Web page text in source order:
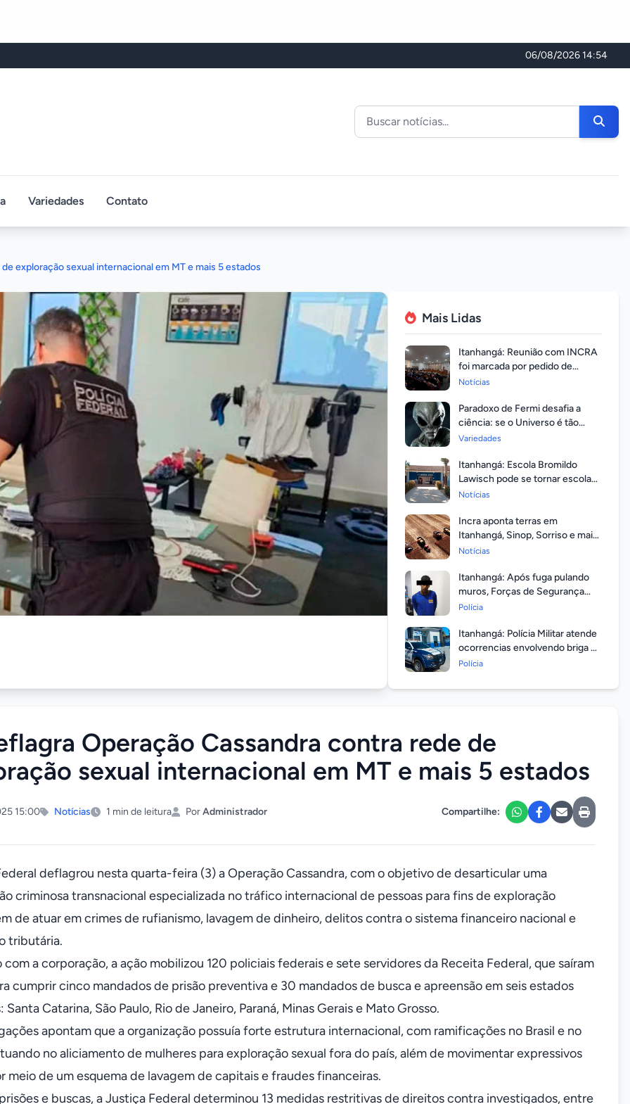
06/08/2026 14:54
Buscar noticias
Variedades Contato
exploração sexual internacional em MT e mais 5 estados
Mais Lidas
Itanhangá: Reunião com INCRA
foi marcada por pedido de
regularização pela população
Notícias
Paradoxo de Fermi desafia a
ciência: se o Universo é tão
vasto, por que ninguém
Variedades
Itanhangá: Escola Bromildo
Lawisch pode se tornar escola
cívico-militar
Notícias
Incra aponta terras em
Itanhangá, Sinop, Sorriso e mais
14 entre as com maior
Notícias
Itanhangá: Após fuga pulando
muros, Forças de Segurança
prendem homem com mandato
Polícia
Itanhangá: Polícia Militar atende
ocorrencias envolvendo briga de
casais durante feriado
Polícia
Operação Cassandra contra rede de
sexual internacional em MT e mais 5 estados
15:00 Notícias 1 min de leitura PorAdministrador Compartilhe:
deflagrou nesta quarta-feira (3) a Operação Cassandra, com o objetivo de desarticular uma
criminosa transnacional especializada no tráfico internacional de pessoas para fins de exploração
de atuar em crimes de rufianismo, lavagem de dinheiro, delitos contra o sistema financeiro nacional e
tributária.
com a corporação, a ação mobilizou 120 policiais federais e sete servidores da Receita Federal, que saíram
cumprir cinco mandados de prisão preventiva e 30 mandados de busca e apreensão em seis estados
Santa Catarina, São Paulo, Rio de Janeiro, Paraná, Minas Gerais e Mato Grosso.
apontam que a organização possuía forte estrutura internacional, com ramificações no Brasil e no
no aliciamento de mulheres para exploração sexual fora do país, além de movimentar expressivos
meio de um esquema de lavagem de capitais e fraudes financeiras.
e buscas, a Justiça Federal determinou 13 medidas restritivas de direitos contra investigados, entre